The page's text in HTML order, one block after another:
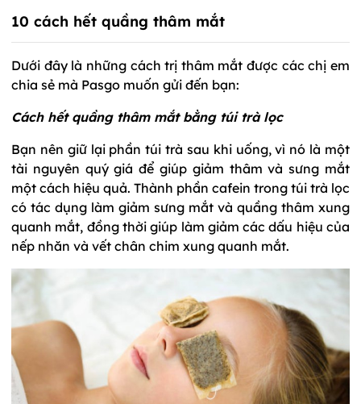
10 cách hết quầng thâm mắt
Dưới đây là những cách trị thâm mắt được các chị em
chia sẻ mà Pasgo muốn gửi đến bạn:
Cách hết quầng thâm mắt bằng túi trà lọc
Bạn nên giữ lại phần túi trà sau khi uống, vì nó là một
tài nguyên quý giá để giúp giảm thâm và sưng mắt
một cách hiệu quả. Thành phần cafein trong túi trà lọc
có tác dụng làm giảm sưng mắt và quầng thâm xung
quanh mắt, đồng thời giúp làm giảm các dấu hiệu của
nếp nhăn và vết chân chim xung quanh mắt.